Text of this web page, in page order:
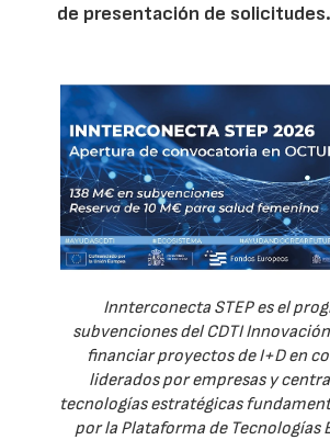
de presentación de solicitudes.
Innterconecta STEP es el
subvenciones del CDTI
financiar proyectos de I+D en
liderados por empresas y
tecnologías estratégicas
por la Plataforma de Tecnologías